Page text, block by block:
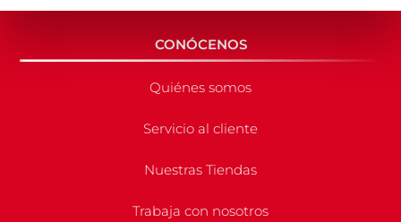
CONÓCENOS
Quiénes somos
Servicio al cliente
Nuestras Tiendas
Trabaja con nosotros